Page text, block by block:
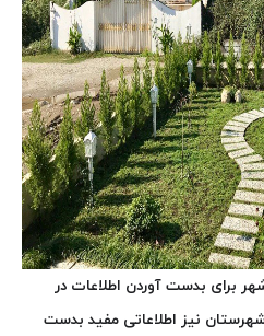
برای بدست آوردن اطلاعات در
نیز اطلاعاتی مفید بدست